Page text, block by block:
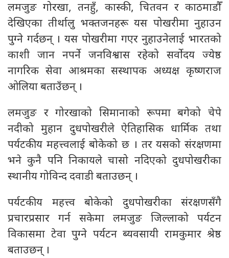
लमजुङ गोरखा, तनहुँ, कास्की, चितवन र काठमाडौँ
देखिएका तीर्थालु भक्तजनहरू यस पोखरीमा नुहाउन
पुग्ने गर्दछन् । यस पोखरीमा गएर नुहाउनेलाई भारतको
काशी जान नपर्ने जनविश्वास रहेको सर्वोदय ज्येष्ठ
नागरिक सेवा आश्रमका सस्थापक अध्यक्ष कृष्णराज
ओलिया बताउँछन् ।
लमजुङ र गोरखाको सिमानाको रूपमा बगेको चेपे
नदीको मुहान दुधपोखरीले ऐतिहासिक धार्मिक तथा
पर्यटकीय महत्त्वलाई बोकेको छ । तर यसको संरक्षणमा
भने कुनै पनि निकायले चासो नदिएको दुधपोखरीका
स्थानीय गोविन्द दवाडी बताउछन् ।
पर्यटकीय महत्त्व बोकेको दुधपोखरीका संरक्षणसँगै
प्रचारप्रसार गर्न सकेमा लमजुङ जिल्लाको पर्यटन
विकासमा टेवा पुग्ने पर्यटन ब्यवसायी रामकुमार श्रेष्ठ
बताउछन् ।